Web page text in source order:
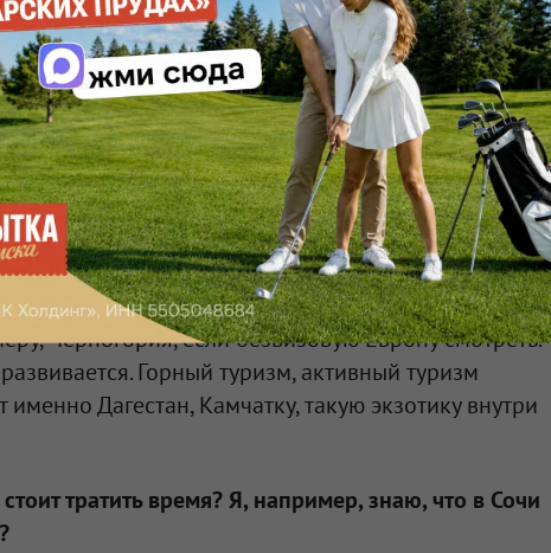
направление?
этом очень нравится туристам, все довольны,
отпуск опять туда. Также Азия всегда
Сейчас, когда у нас лето, там тоже нормально.
минусы. Нужно учитывать все нюансы по погоде.
каждый день было солнышко, не было волн, то,
(с мая по ноябрь. —Прим. ред.). Но также
летают. Очень нравится экскурсионный отдых
Черногория, если безвизовую Европу смотреть.
Горный туризм, активный туризм
Дагестан, Камчатку, такую экзотику внутри
тратить время? Я, например, знаю, что в Сочи